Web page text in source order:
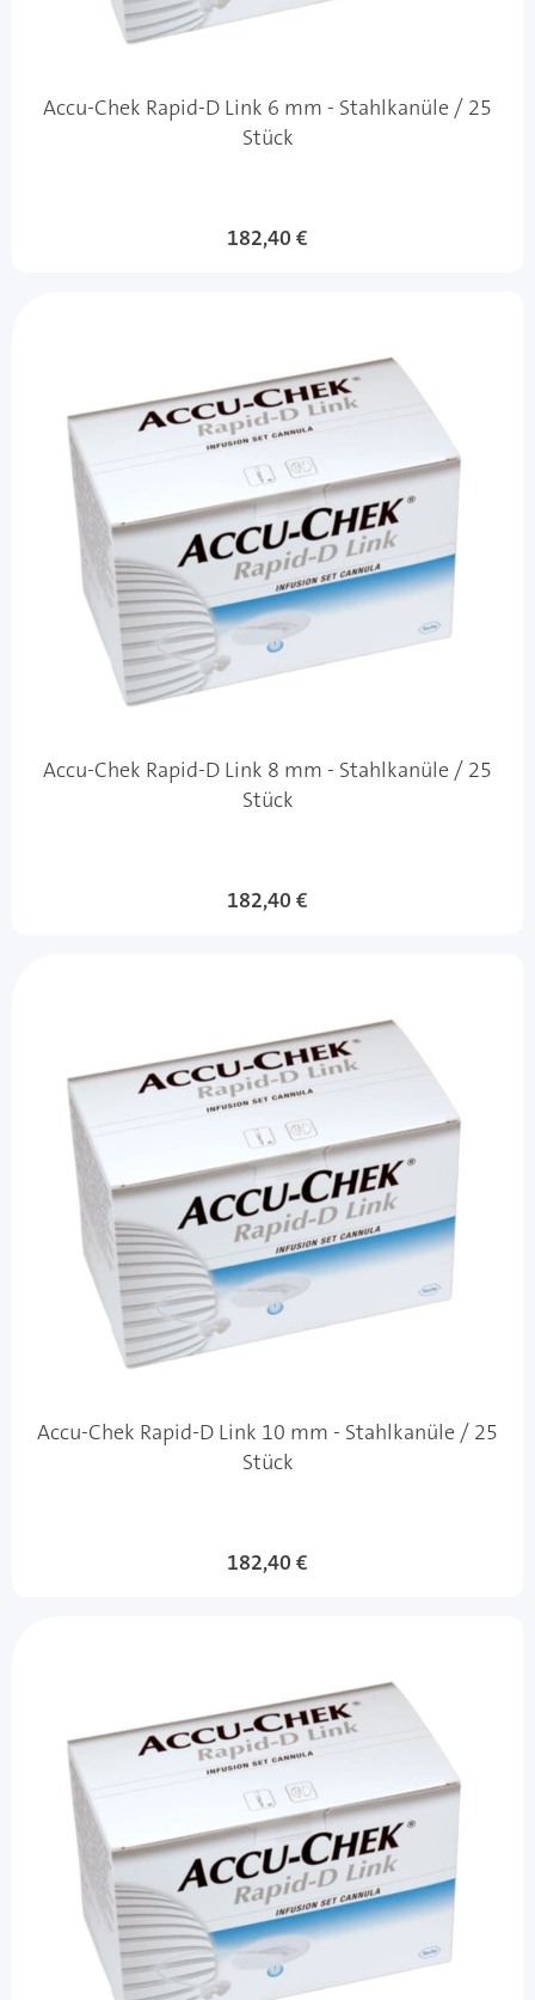
Accu-Chek Rapid-D Link 6 mm - Stahlkanüle / 25
Stück
182,40 €
Accu-Chek Rapid-D Link 8 mm - Stahlkanüle / 25
Stück
182,40 €
Accu-Chek Rapid-D Link 10 mm - Stahlkanüle / 25
Stück
182,40 €